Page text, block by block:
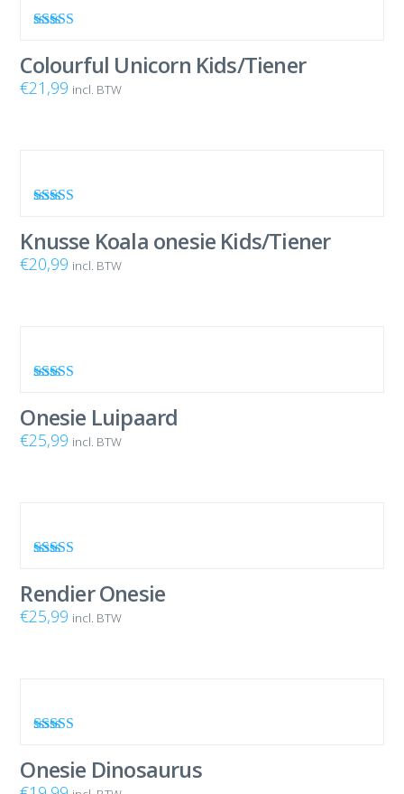
4.67
uit 5
Colourful Unicorn Kids/Tiener
€21,99 incl. BTW
Knusse Koala onesie Kids/Tiener
€20,99 incl. BTW
uit 5
Onesie Luipaard
€25,99 incl. BTW
uit 5
Rendier Onesie
€25,99 incl. BTW
uit 5
Onesie Dinosaurus